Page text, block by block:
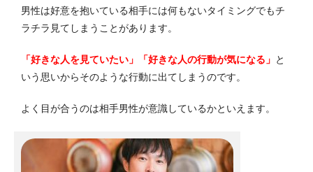
男性は好意を抱いている相手には何もないタイミングでもチ
ラチラ見てしまうことがあります。
「好きな人を見ていたい」「好きな人の行動が気になる」 と
いう思いからそのような行動に出てしまうのです。
よく目が合うのは相手男性が意識しているかといえます。